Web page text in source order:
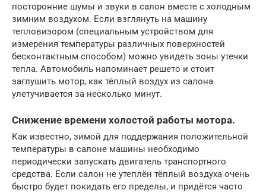
посторонние шумы и звуки в салон вместе с холодным
зимним воздухом. Если взглянуть на машину
тепловизором (специальным устройством для
измерения температуры различных поверхностей
бесконтактным способом) можно увидеть зоны утечки
тепла. Автомобиль напоминает решето и стоит
заглушить мотор, как тёплый воздух из салона
улетучивается за несколько минут.
Снижение времени холостой работы мотора.
Как известно, зимой для поддержания положительной
температуры в салоне машины необходимо
периодически запускать двигатель транспортного
средства. Если салон не утеплён тёплый воздуха очень
быстро будет покидать его пределы, и придётся часто